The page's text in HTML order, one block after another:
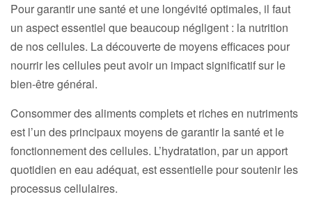
Pour garantir une santé et une longévité optimales, il faut
un aspect essentiel que beaucoup négligent : la nutrition
de nos cellules. La découverte de moyens efficaces pour
nourrir les cellules peut avoir un impact significatif sur le
bien-être général.
Consommer des aliments complets et riches en nutriments
est l’un des principaux moyens de garantir la santé et le
fonctionnement des cellules. L’hydratation, par un apport
quotidien en eau adéquat, est essentielle pour soutenir les
processus cellulaires.